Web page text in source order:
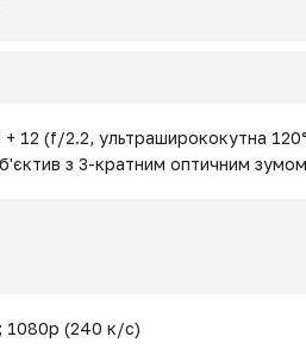
12 (f/2.2, ультраширококутна
з 3-кратним оптичним
1080p (240 к/с)